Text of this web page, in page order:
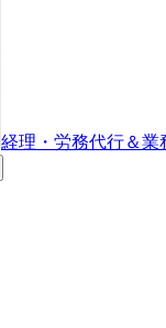
経理・労務代行＆業